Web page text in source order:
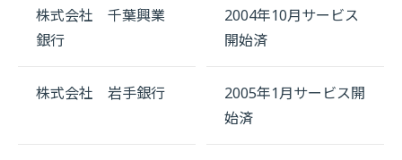
株式会社 千葉興業
銀行
2004年10月サービス
開始済
株式会社 岩手銀行
2005年1月サービス開
始済